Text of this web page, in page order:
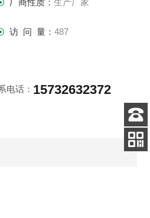
厂商性质： 生产厂家
访 问 量： 487
电话： 15732632372
客服
电话